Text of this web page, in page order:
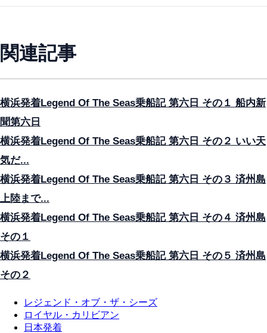
関連記事
横浜発着Legend Of The Seas乗船記 第六日 その１ 船内新
聞第六日
横浜発着Legend Of The Seas乗船記 第六日 その２ いい天
気だ...
横浜発着Legend Of The Seas乗船記 第六日 その３ 済州島
上陸まで...
横浜発着Legend Of The Seas乗船記 第六日 その４ 済州島
その１
横浜発着Legend Of The Seas乗船記 第六日 その５ 済州島
その２
レジェンド・オブ・ザ・シーズ
ロイヤル・カリビアン
日本発着